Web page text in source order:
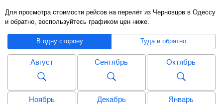
Для просмотра стоимости рейсов на перелёт из Черновцов в Одессу
и обратно, воспользуйтесь графиком цен ниже.
В одну сторону Туда и обратно
Август Сентябрь Октябрь
Ноябрь Декабрь Январь